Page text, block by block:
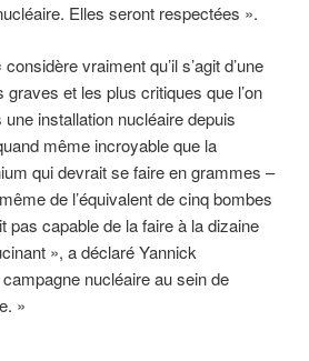
Elles seront respectées ».
vraiment qu’il s’agit d’une
et les plus critiques que l’on
installation nucléaire depuis
même incroyable que la
qui devrait se faire en grammes –
de l’équivalent de cinq bombes
pas capable de la faire à la dizaine
», a déclaré Yannick
nucléaire au sein de
»